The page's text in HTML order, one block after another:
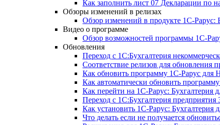
Как заполнить лист 07 Декларации по
Обзоры изменений в релизах
Обзор изменений в продукте 1С-Рарус:
Видео о программе
Обзор возможностей программы 1С-
Обновления
Переход с 1С:Бухгалтерия
Соответствие релизов для обновления
Как обновить программу 1С-Рарус для
Как автоматически обновить
Как перейти на 1С-Рарус: Бухгалтерия
Переход с 1С:Бухгалтерия
Как установить 1С-Рарус: Бухгалтерия
Что делать если не получается